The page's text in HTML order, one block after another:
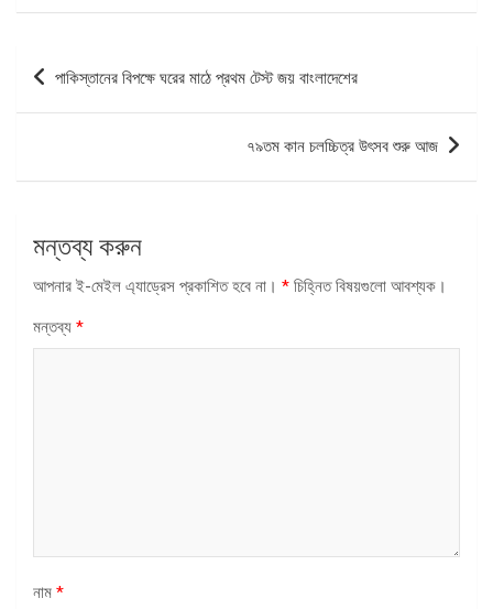
পোস্ট
ন্যাভিগেশন
পাকিস্তানের বিপক্ষে ঘরের মাঠে প্রথম টেস্ট জয় বাংলাদেশের
৭৯তম কান চলচ্চিত্র উৎসব শুরু আজ
মন্তব্য করুন
আপনার ই-মেইল এ্যাড্রেস প্রকাশিত হবে না। * চিহ্নিত বিষয়গুলো আবশ্যক।
মন্তব্য *
নাম *